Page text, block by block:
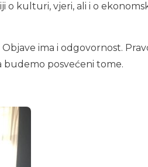
o kulturi, vjeri, ali i o
ima i odgovornost.
budemo posvećeni tome.